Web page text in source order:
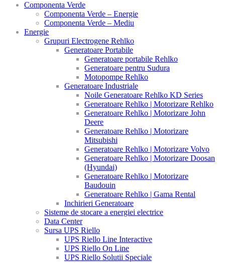
Componenta Verde
Componenta Verde – Energie
Componenta Verde – Mediu
Energie
Grupuri Electrogene Rehlko
Generatoare Portabile
Generatoare portabile Rehlko
Generatoare pentru Sudura
Motopompe Rehlko
Generatoare Industriale
Noile Generatoare Rehlko KD Series
Generatoare Rehlko | Motorizare Rehlko
Generatoare Rehlko | Motorizare John
Deere
Generatoare Rehlko | Motorizare
Mitsubishi
Generatoare Rehlko | Motorizare Volvo
Generatoare Rehlko | Motorizare Doosan
(Hyundai)
Generatoare Rehlko | Motorizare
Baudouin
Generatoare Rehlko | Gama Rental
Inchirieri Generatoare
Sisteme de stocare a energiei electrice
Data Center
Sursa UPS Riello
UPS Riello Line Interactive
UPS Riello On Line
UPS Riello Solutii Speciale